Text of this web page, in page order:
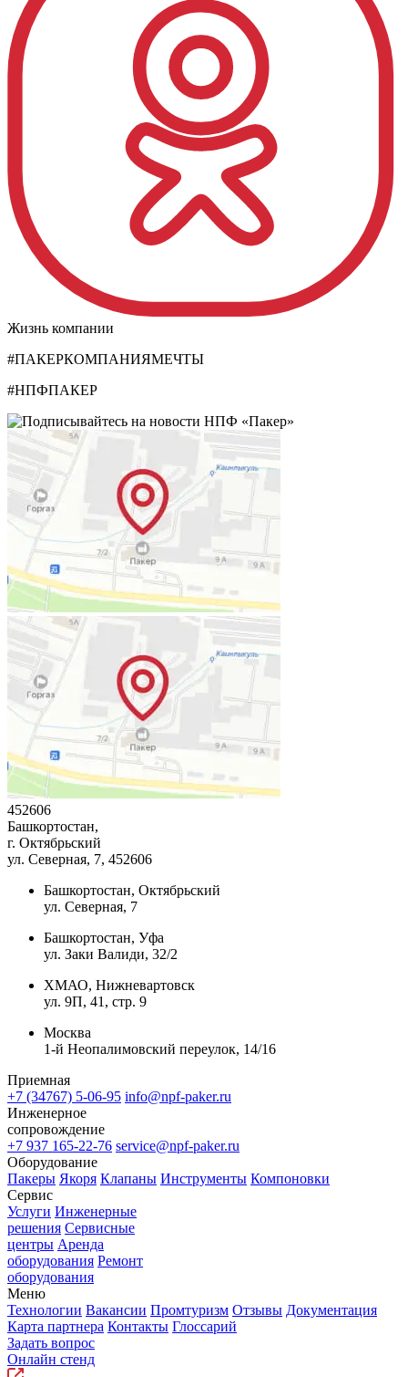
Жизнь компании
#ПАКЕРКОМПАНИЯМЕЧТЫ
#НПФПАКЕР
452606
Башкортостан,
г. Октябрьский
ул. Северная, 7, 452606
Башкортостан, Октябрьский
ул. Северная, 7
Башкортостан, Уфа
ул. Заки Валиди, 32/2
ХМАО, Нижневартовск
ул. 9П, 41, стр. 9
Москва
1-й Неопалимовский переулок, 14/16
Приемная
+7 (34767) 5-06-95 info@npf-paker.ru
Инженерное
сопровождение
+7 937 165-22-76 service@npf-paker.ru
Оборудование
Пакеры Якоря Клапаны Инструменты Компоновки
Сервис
Услуги Инженерные
решения Сервисные
центры Аренда
оборудования Ремонт
оборудования
Меню
Технологии Вакансии Промтуризм Отзывы Документация
Карта партнера Контакты Глоссарий
Задать вопрос
Онлайн стенд